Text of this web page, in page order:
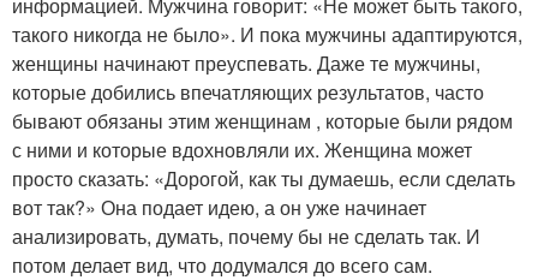
такого никогда не было». И пока мужчины адаптируются,
женщины начинают преуспевать. Даже те мужчины,
которые добились впечатляющих результатов, часто
бывают обязаны этим женщинам , которые были рядом
с ними и которые вдохновляли их. Женщина может
просто сказать: «Дорогой, как ты думаешь, если сделать
вот так?» Она подает идею, а он уже начинает
анализировать, думать, почему бы не сделать так. И
потом делает вид, что додумался до всего сам.